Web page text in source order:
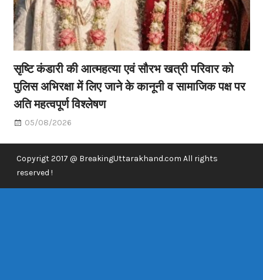
सृष्टि कंडारी की आत्महत्या एवं सौरभ खत्री परिवार को
पुलिस अभिरक्षा में लिए जाने के कानूनी व सामाजिक पक्ष पर
अति महत्वपूर्ण विश्लेषण
05/08/2026
Copyrigt 2017 @ BreakingUttarakhand.com All rights
reserved !